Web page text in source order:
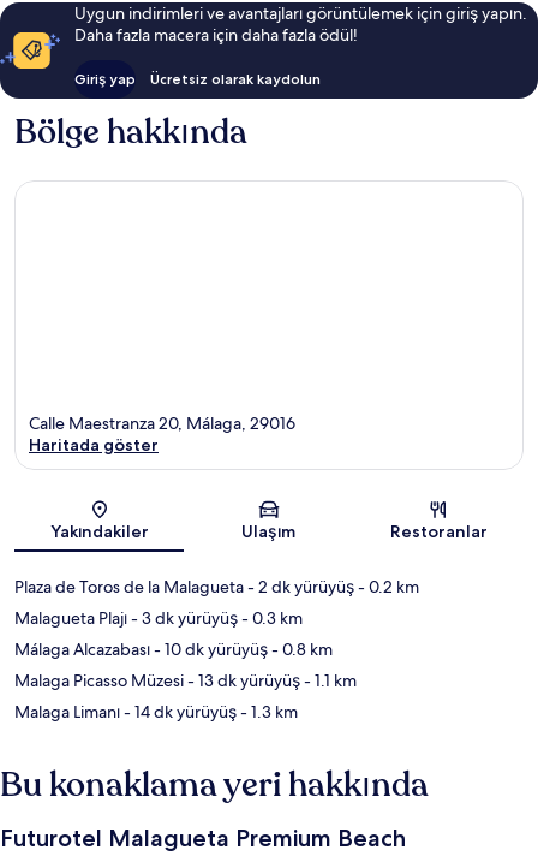
Uygun indirimleri ve avantajları görüntülemek için giriş yapın.
Daha fazla macera için daha fazla ödül!
Giriş yap Ücretsiz olarak kaydolun
Bölge hakkında
Harita
Calle Maestranza 20, Málaga, 29016
Haritada göster
Yakındakiler Ulaşım Restoranlar
Plaza de Toros de la Malagueta- 2 dk yürüyüş- 0.2 km
Malagueta Plajı- 3 dk yürüyüş- 0.3 km
Málaga Alcazabası- 10 dk yürüyüş- 0.8 km
Malaga Picasso Müzesi- 13 dk yürüyüş- 1.1 km
Malaga Limanı- 14 dk yürüyüş- 1.3 km
Bu konaklama yeri hakkında
Futurotel Malagueta Premium Beach